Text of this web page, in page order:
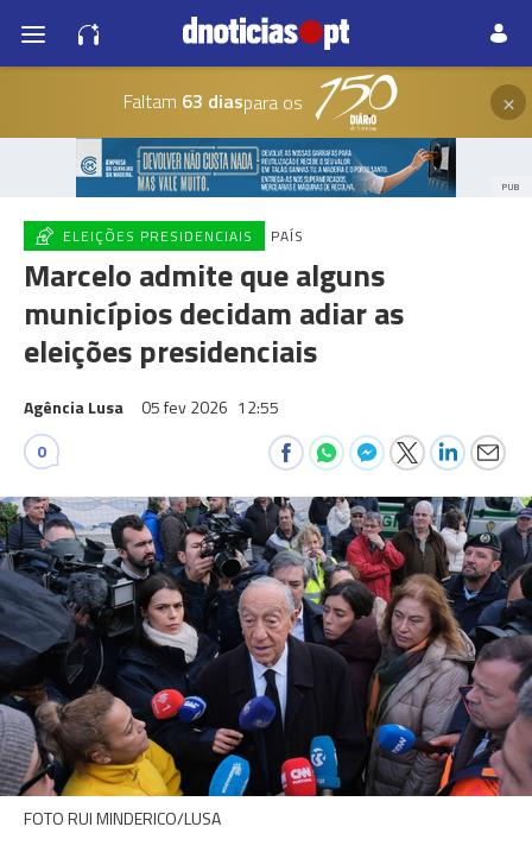
Faltam 63 diaspara os ×
PUB
ELEIÇÕES PRESIDENCIAIS PAÍS
Marcelo admite que alguns
municípios decidam adiar as
eleições presidenciais
Agência Lusa 05 fev 2026 12:55
0
FOTO RUI MINDERICO/LUSA